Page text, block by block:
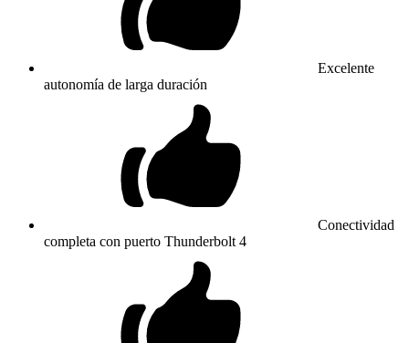
Excelente
autonomía de larga duración
Conectividad
completa con puerto Thunderbolt 4